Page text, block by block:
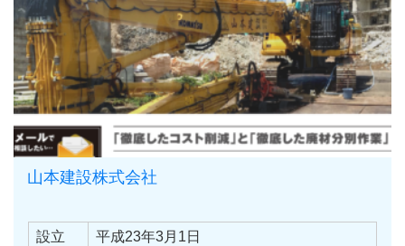
山本建設株式会社
設立
平成23年3月1日